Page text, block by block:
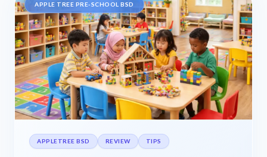
APPLE TREE PRE-SCHOOL BSD
APPLETREE BSD REVIEW TIPS